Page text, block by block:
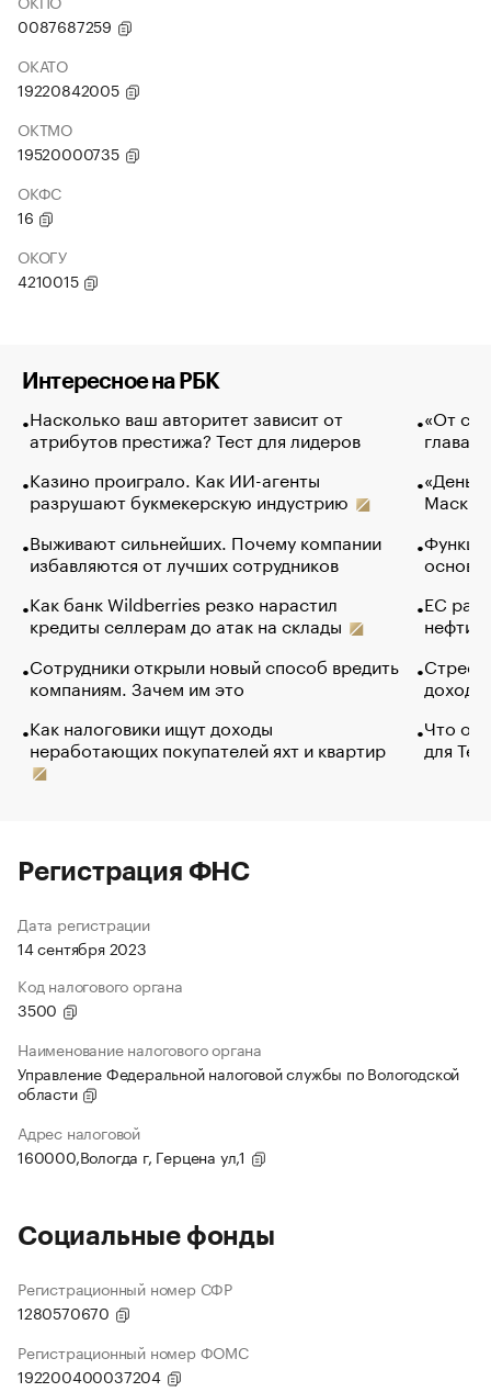
0087687259
ОКАТО
19220842005
ОКТМО
19520000735
ОКФС
16
ОКОГУ
4210015
Интересное на РБК
Насколько ваш авторитет зависит от
атрибутов престижа? Тест для лидеров
Казино проиграло. Как ИИ-агенты
разрушают букмекерскую индустрию
Выживают сильнейших. Почему компании
избавляются от лучших сотрудников
Как банк Wildberries резко нарастил
кредиты селлерам до атак на склады
Сотрудники открыли новый способ вредить
компаниям. Зачем им это
Как налоговики ищут доходы
неработающих покупателей яхт и квартир
«От
глава
Маск в
основ
ЕС
нефти
Что
для
Регистрация ФНС
Дата регистрации
14 сентября 2023
Код налогового органа
3500
Наименование налогового органа
Управление Федеральной налоговой службы по Вологодской
области
Адрес налоговой
160000,Вологда г, Герцена ул,1
Социальные фонды
Регистрационный номер СФР
1280570670
Регистрационный номер ФОМС
192200400037204